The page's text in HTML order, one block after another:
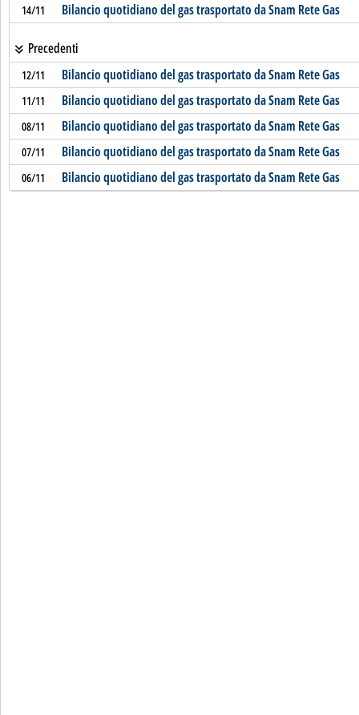
14/11 Bilancio quotidiano del gas trasportato da Snam Rete Gas
Precedenti
12/11 Bilancio quotidiano del gas trasportato da Snam Rete Gas
11/11 Bilancio quotidiano del gas trasportato da Snam Rete Gas
08/11 Bilancio quotidiano del gas trasportato da Snam Rete Gas
07/11 Bilancio quotidiano del gas trasportato da Snam Rete Gas
06/11 Bilancio quotidiano del gas trasportato da Snam Rete Gas